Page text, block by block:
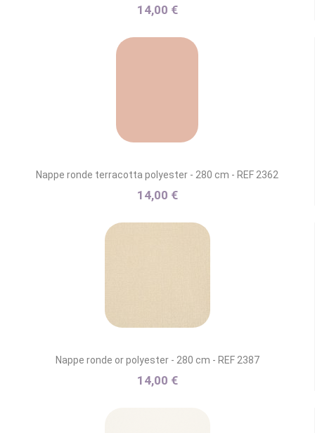
14,00 €
Nappe ronde terracotta polyester - 280 cm - REF 2362
14,00 €
Nappe ronde or polyester - 280 cm - REF 2387
14,00 €